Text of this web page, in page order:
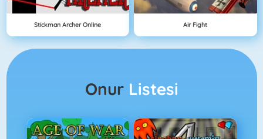
Stickman Archer Online Air Fight
Onur Listesi